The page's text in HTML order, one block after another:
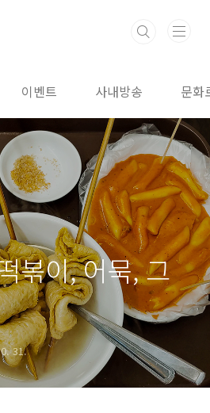
이벤트 사내방송 문화
볶이, 어묵, 그
31.